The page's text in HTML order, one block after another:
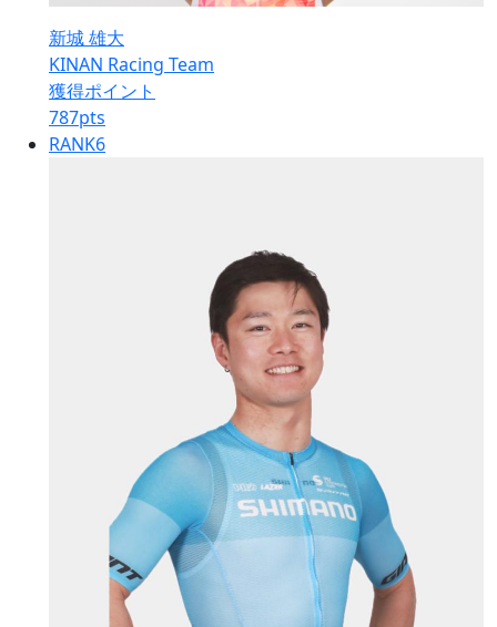
新城 雄大
KINAN Racing Team
獲得ポイント
787pts
RANK6